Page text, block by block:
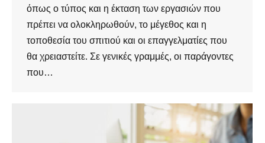
όπως ο τύπος και η έκταση των εργασιών που
πρέπει να ολοκληρωθούν, το μέγεθος και η
τοποθεσία του σπιτιού και οι επαγγελματίες που
θα χρειαστείτε. Σε γενικές γραμμές, οι παράγοντες
που…